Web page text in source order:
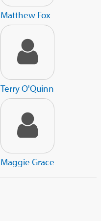
Matthew Fox
Terry O'Quinn
Maggie Grace